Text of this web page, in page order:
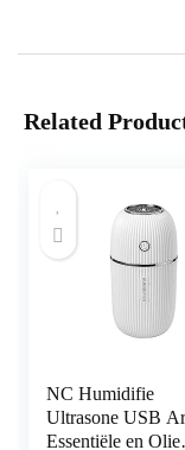
Related
NC Humidifie
Ultrasone USB
Essentiële en Olie